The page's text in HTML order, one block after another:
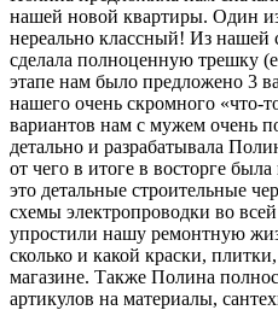
нашей новой квартиры. Один
нереально классный! Из
сделала полноценную трешку
этапе нам было предложено 3
нашего очень скромного «что-
вариантов нам с мужем очень
детально и разрабатывала
от чего в итоге в восторге
это детальные строительные
схемы электропроводки во
упростили нашу ремонтную
сколько и какой краски,
магазине. Также Полина
артикулов на материалы,